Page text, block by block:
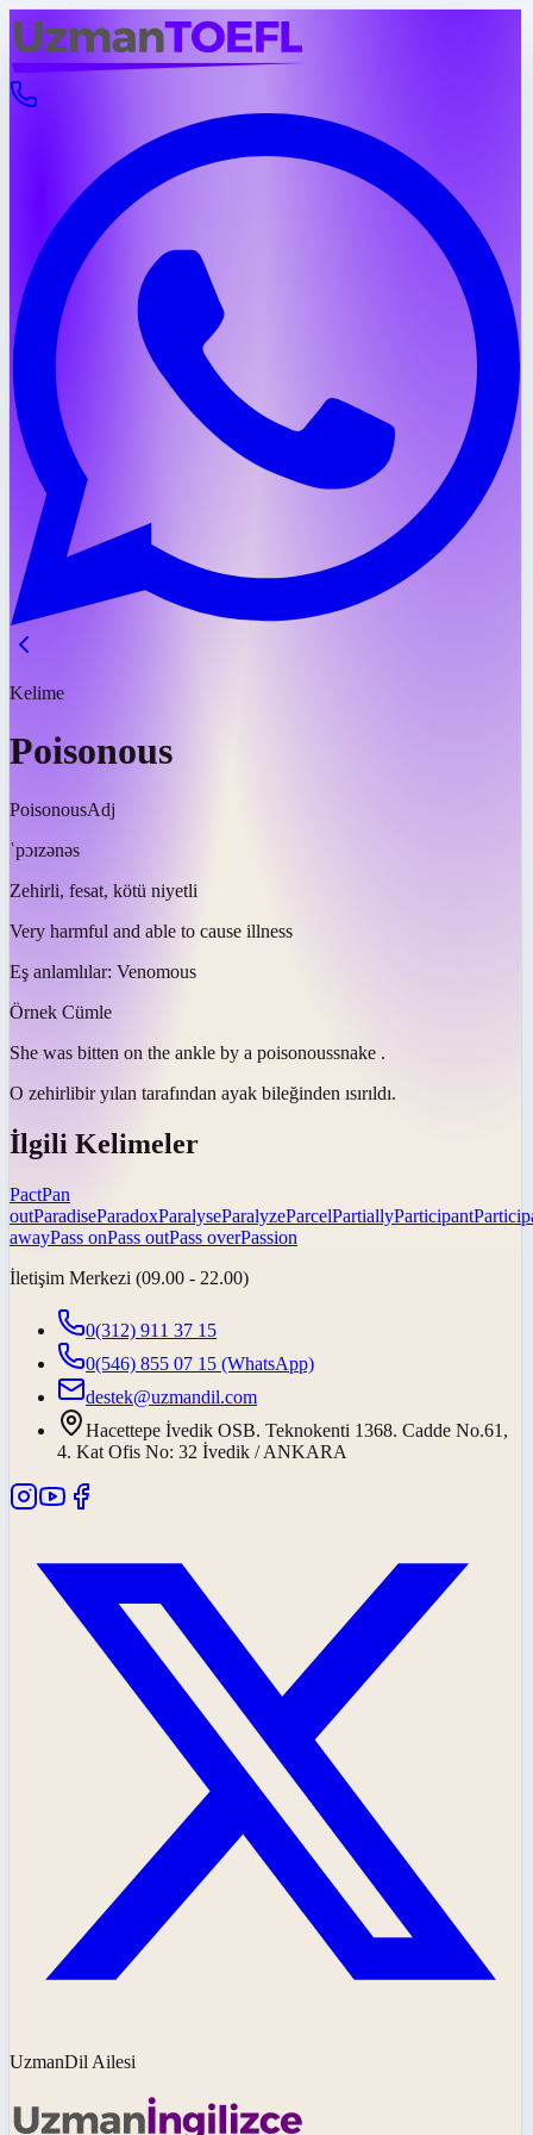
Kelime
Poisonous
PoisonousAdj
ˈpɔɪzənəs
Zehirli, fesat, kötü niyetli
Very harmful and able to cause illness
Eş anlamlılar: Venomous
Örnek Cümle
She was bitten on the ankle by a poisonoussnake .
O zehirlibir yılan tarafından ayak bileğinden ısırıldı.
İlgili Kelimeler
PactPan
outParadiseParadoxParalyseParalyzeParcelPartiallyParticipant
awayPass onPass outPass overPassion
İletişim Merkezi (09.00 - 22.00)
0(312) 911 37 15
0(546) 855 07 15 (WhatsApp)
destek@uzmandil.com
Hacettepe İvedik OSB. Teknokenti 1368. Cadde No.61,
4. Kat Ofis No: 32 İvedik / ANKARA
UzmanDil Ailesi